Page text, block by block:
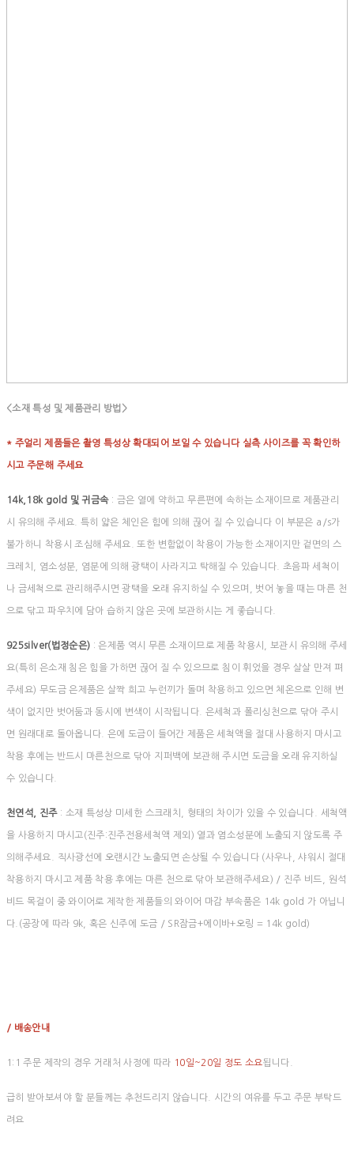
<소재 특성 및 제품관리 방법>
* 주얼리 제품들은 촬영 특성상 확대되어 보일 수 있습니다 실측 사이즈를 꼭 확인하
시고 주문해 주세요
14k,18k gold 및 귀금속: 금은 열에 약하고 무른편에 속하는 소재이므로 제품관리
시 유의해 주세요. 특히 얇은 체인은 힘에 의해 끊어 질 수 있습니다 이 부분은 a/s가
불가하니 착용시 조심해 주세요. 또한 변함없이 착용이 가능한 소재이지만 겉면의 스
크레치, 염소성분, 염분에 의해 광택이 사라지고 탁해질 수 있습니다. 초음파 세척이
나 금세척으로 관리해주시면 광택을 오래 유지하실 수 있으며, 벗어 놓을 때는 마른 천
으로 닦고 파우치에 담아 습하지 않은 곳에 보관하시는 게 좋습니다.
925silver(법정순은) : 은제품 역시 무른 소재이므로 제품 착용시, 보관시 유의해 주세
요(특히 은소재 침은 힘을 가하면 끊어 질 수 있으므로 침이 휘었을 경우 살살 만져 펴
주세요) 무도금 은제품은 살짝 희고 누런끼가 돌며 착용하고 있으면 체온으로 인해 변
색이 없지만 벗어둠과 동시에 변색이 시작됩니다. 은세척과 폴리싱천으로 닦아 주시
면 원래대로 돌아옵니다. 은에 도금이 들어간 제품은 세척액을 절대 사용하지 마시고
착용 후에는 반드시 마른천으로 닦아 지퍼백에 보관해 주시면 도금을 오래 유지하실
수 있습니다.
천연석, 진주: 소재 특성상 미세한 스크래치, 형태의 차이가 있을 수 있습니다. 세척액
을 사용하지 마시고(진주:진주전용세척액 제외) 열과 염소성분에 노출되지 않도록 주
의해주세요. 직사광선에 오랜시간 노출되면 손상될 수 있습니다 (사우나, 샤워시 절대
착용하지 마시고 제품 착용 후에는 마른 천으로 닦아 보관해주세요) / 진주 비드, 원석
비드 목걸이 중 와이어로 제작한 제품들의 와이어 마감 부속품은 14k gold 가 아닙니
다.(공장에 따라 9k, 혹은 신주에 도금 / SR잠금+에이바+오링 = 14k gold)
/ 배송안내
1:1 주문 제작의 경우 거래처 사정에 따라 10일~20일 정도 소요됩니다.
급히 받아보셔야 할 분들께는 추천드리지 않습니다. 시간의 여유를 두고 주문 부탁드
려요